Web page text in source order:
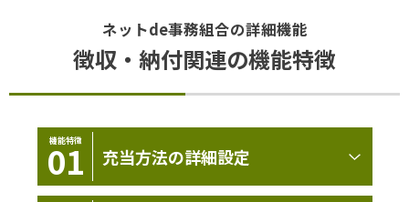
ネットde事務組合の詳細機能
徴収・納付関連の機能特徴
機能特徴
01 充当方法の詳細設定